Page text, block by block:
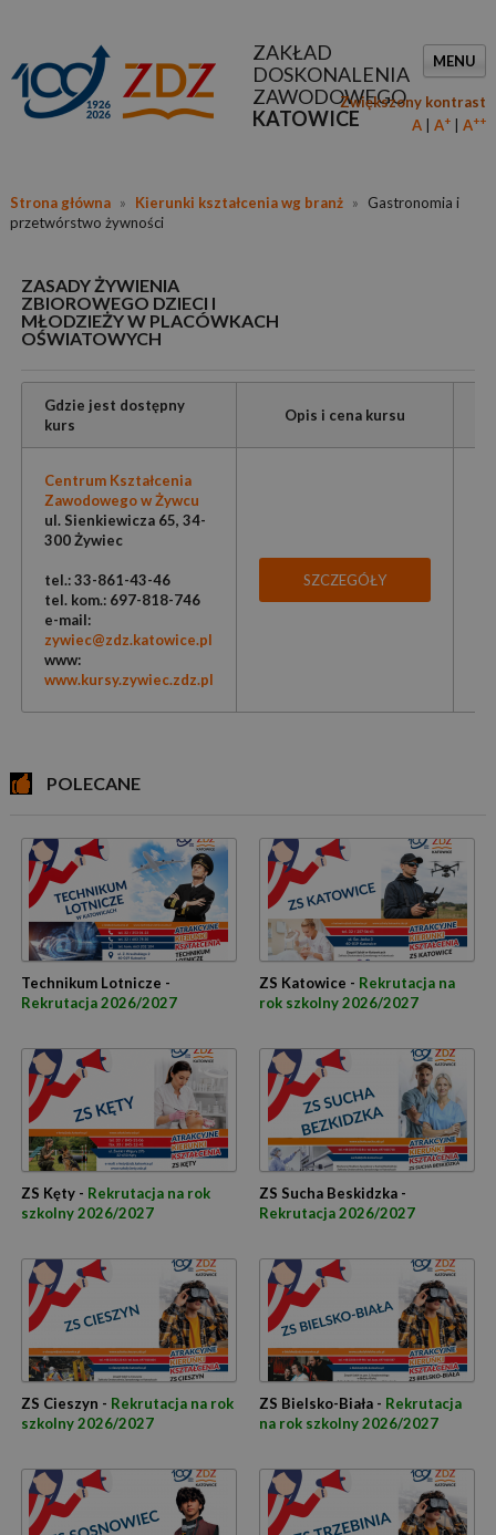
ZAKŁAD
DOSKONALENIA
ZAWODOWEGO
KATOWICE
MENU
Zwiększony kontrast
A
A+ A++
Strona główna » Kierunki kształcenia wg branż »
Gastronomia i
przetwórstwo żywności
ZASADY ŻYWIENIA
ZBIOROWEGO DZIECI I
MŁODZIEŻY W PLACÓWKACH
OŚWIATOWYCH
Gdzie jest dostępny
kurs
Opis i cena kursu
Centrum Kształcenia
Zawodowego w Żywcu
ul. Sienkiewicza 65, 34-
300 Żywiec
tel.: 33-861-43-46
tel. kom.: 697-818-746
e-mail:
zywiec@zdz.katowice.pl
www:
www.kursy.zywiec.zdz.pl
SZCZEGÓŁY
POLECANE
Technikum Lotnicze -
Rekrutacja 2026/2027
ZS Katowice - Rekrutacja na
rok szkolny 2026/2027
ZS Kęty - Rekrutacja na rok
szkolny 2026/2027
ZS Sucha Beskidzka -
Rekrutacja 2026/2027
ZS Cieszyn - Rekrutacja na rok
szkolny 2026/2027
ZS Bielsko-Biała - Rekrutacja
na rok szkolny 2026/2027